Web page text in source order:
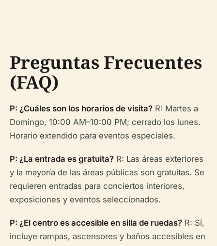
Preguntas Frecuentes
(FAQ)
P: ¿Cuáles son los horarios de visita? R: Martes a
Domingo, 10:00 AM–10:00 PM; cerrado los lunes.
Horario extendido para eventos especiales.
P: ¿La entrada es gratuita? R: Las áreas exteriores
y la mayoría de las áreas públicas son gratuitas. Se
requieren entradas para conciertos interiores,
exposiciones y eventos seleccionados.
P: ¿El centro es accesible en silla de ruedas? R: Sí,
incluye rampas, ascensores y baños accesibles en